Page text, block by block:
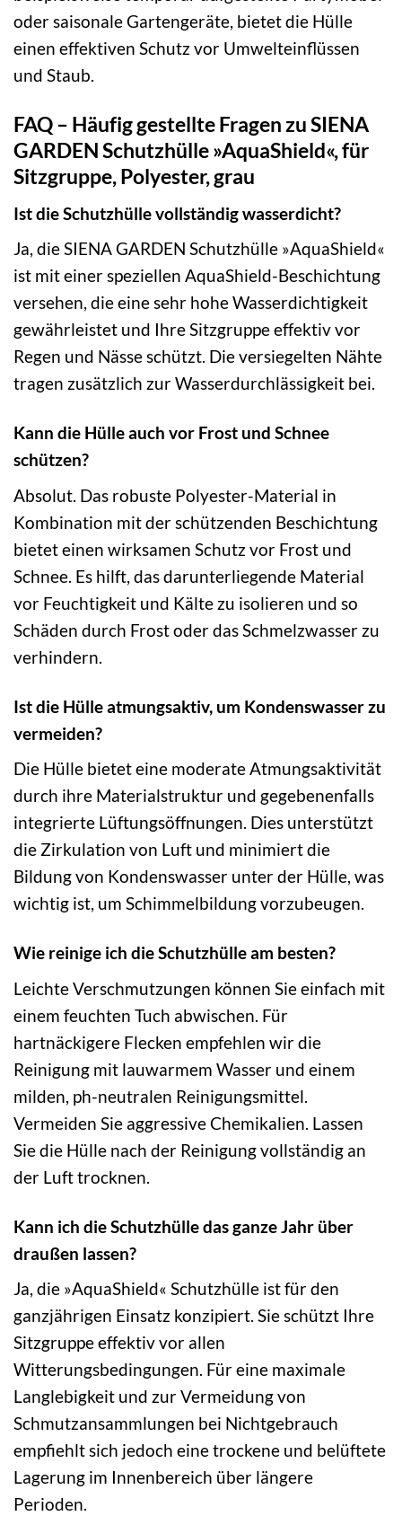
oder saisonale Gartengeräte, bietet die Hülle
einen effektiven Schutz vor Umwelteinflüssen
und Staub.
FAQ – Häufig gestellte Fragen zu SIENA
GARDEN Schutzhülle »AquaShield«, für
Sitzgruppe, Polyester, grau
Ist die Schutzhülle vollständig wasserdicht?
Ja, die SIENA GARDEN Schutzhülle »AquaShield«
ist mit einer speziellen AquaShield-Beschichtung
versehen, die eine sehr hohe Wasserdichtigkeit
gewährleistet und Ihre Sitzgruppe effektiv vor
Regen und Nässe schützt. Die versiegelten Nähte
tragen zusätzlich zur Wasserdurchlässigkeit bei.
Kann die Hülle auch vor Frost und Schnee
schützen?
Absolut. Das robuste Polyester-Material in
Kombination mit der schützenden Beschichtung
bietet einen wirksamen Schutz vor Frost und
Schnee. Es hilft, das darunterliegende Material
vor Feuchtigkeit und Kälte zu isolieren und so
Schäden durch Frost oder das Schmelzwasser zu
verhindern.
Ist die Hülle atmungsaktiv, um Kondenswasser zu
vermeiden?
Die Hülle bietet eine moderate Atmungsaktivität
durch ihre Materialstruktur und gegebenenfalls
integrierte Lüftungsöffnungen. Dies unterstützt
die Zirkulation von Luft und minimiert die
Bildung von Kondenswasser unter der Hülle, was
wichtig ist, um Schimmelbildung vorzubeugen.
Wie reinige ich die Schutzhülle am besten?
Leichte Verschmutzungen können Sie einfach mit
einem feuchten Tuch abwischen. Für
hartnäckigere Flecken empfehlen wir die
Reinigung mit lauwarmem Wasser und einem
milden, ph-neutralen Reinigungsmittel.
Vermeiden Sie aggressive Chemikalien. Lassen
Sie die Hülle nach der Reinigung vollständig an
der Luft trocknen.
Kann ich die Schutzhülle das ganze Jahr über
draußen lassen?
Ja, die »AquaShield« Schutzhülle ist für den
ganzjährigen Einsatz konzipiert. Sie schützt Ihre
Sitzgruppe effektiv vor allen
Witterungsbedingungen. Für eine maximale
Langlebigkeit und zur Vermeidung von
Schmutzansammlungen bei Nichtgebrauch
empfiehlt sich jedoch eine trockene und belüftete
Lagerung im Innenbereich über längere
Perioden.